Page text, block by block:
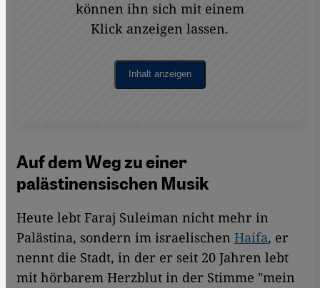
können ihn sich mit einem
Klick anzeigen lassen.
Inhalt anzeigen
Auf dem Weg zu einer
palästinensischen Musik
Heute lebt Faraj Suleiman nicht mehr in
Palästina, sondern im israelischen Haifa, er
nennt die Stadt, in der er seit 20 Jahren lebt
mit hörbarem Herzblut in der Stimme "mein